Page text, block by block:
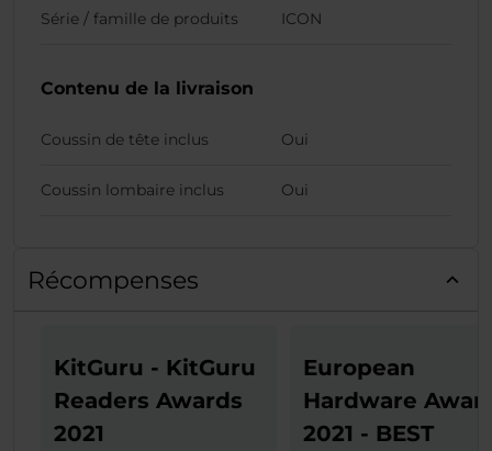
Série / famille de produits ICON
Contenu de la livraison
Coussin de tête inclus Oui
Coussin lombaire inclus Oui
Récompenses
KitGuru - KitGuru
Readers Awards
2021
European
Hardware
2021 - BEST